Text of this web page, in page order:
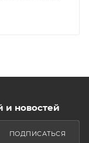
и новостей
ПОДПИСАТЬСЯ